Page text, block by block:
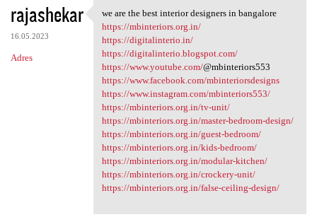
rajashekar
16.05.2023
Adres
we are the best interior
we are the best interior designers in bangalore
https://mbinteriors.org.in/
https://digitalinterio.in/
https://digitalinterio.blogspot.com/
https://www.youtube.com/@mbinteriors553
https://www.facebook.com/mbinteriorsdesigns
https://www.instagram.com/mbinteriors553/
https://mbinteriors.org.in/tv-unit/
https://mbinteriors.org.in/master-bedroom-design/
https://mbinteriors.org.in/guest-bedroom/
https://mbinteriors.org.in/kids-bedroom/
https://mbinteriors.org.in/modular-kitchen/
https://mbinteriors.org.in/crockery-unit/
https://mbinteriors.org.in/false-ceiling-design/